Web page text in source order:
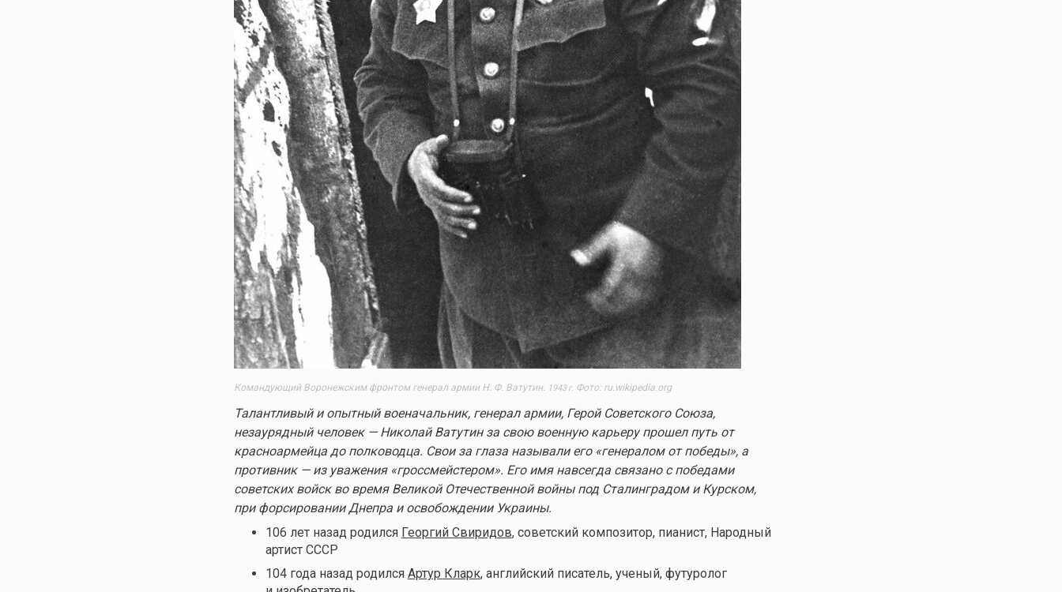
Командующий Воронежским фронтом генерал армии Н. Ф. Ватутин. 1943 г. Фото: ru.wikipedia.org
Талантливый и опытный военачальник, генерал армии, Герой Советского Союза,
незаурядный человек — Николай Ватутин за свою военную карьеру прошел путь от
красноармейца до полководца. Свои за глаза называли его «генералом от победы», а
противник — из уважения «гроссмейстером». Его имя навсегда связано с победами
советских войск во время Великой Отечественной войны под Сталинградом и Курском,
при форсировании Днепра и освобождении Украины.
106 лет назад родился Георгий Свиридов, советский композитор, пианист, Народный
артист СССР
104 года назад родился Артур Кларк, английский писатель, ученый, футуролог